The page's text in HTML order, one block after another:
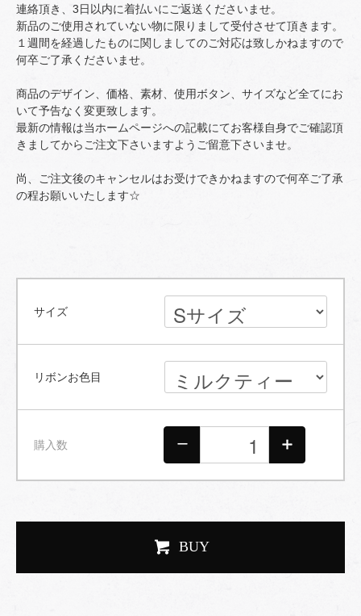
連絡頂き、3日以内に着払いにご返送くださいませ。
新品のご使用されていない物に限りまして受付させて頂きます。
１週間を経過したものに関しましてのご対応は致しかねますので
何卒ご了承くださいませ。
商品のデザイン、価格、素材、使用ボタン、サイズなど全てにお
いて予告なく変更致します。
最新の情報は当ホームページへの記載にてお客様自身でご確認頂
きましてからご注文下さいますようご留意下さいませ。
尚、ご注文後のキャンセルはお受けできかねますので何卒ご了承
の程お願いいたします☆
サイズ
リボンお色目
購入数
BUY